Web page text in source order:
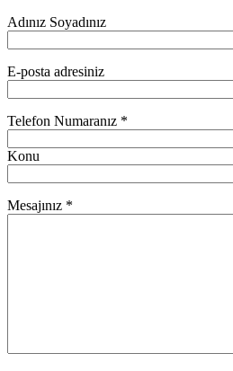
Adınız Soyadınız
E-posta adresiniz
Telefon Numaranız *
Konu
Mesajınız *